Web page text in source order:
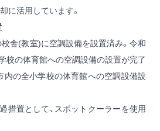
に活用しています。
舎(教室)に空調設備を設置済み。令和
校の体育館への空調設備の設置が完了
内の全小学校の体育館への空調設備設
措置として、スポットクーラーを使用